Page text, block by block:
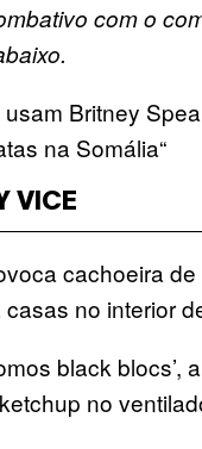
com o
usam Britney
na Somália“
VICE
cachoeira
no interior
black blocs’,
no